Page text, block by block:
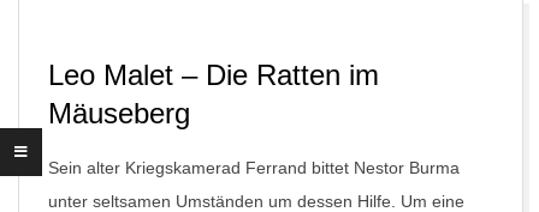
Leo Malet – Die Ratten im
Mäuseberg
Sein alter Kriegskamerad Ferrand bittet Nestor Burma
unter seltsamen Umständen um dessen Hilfe. Um eine